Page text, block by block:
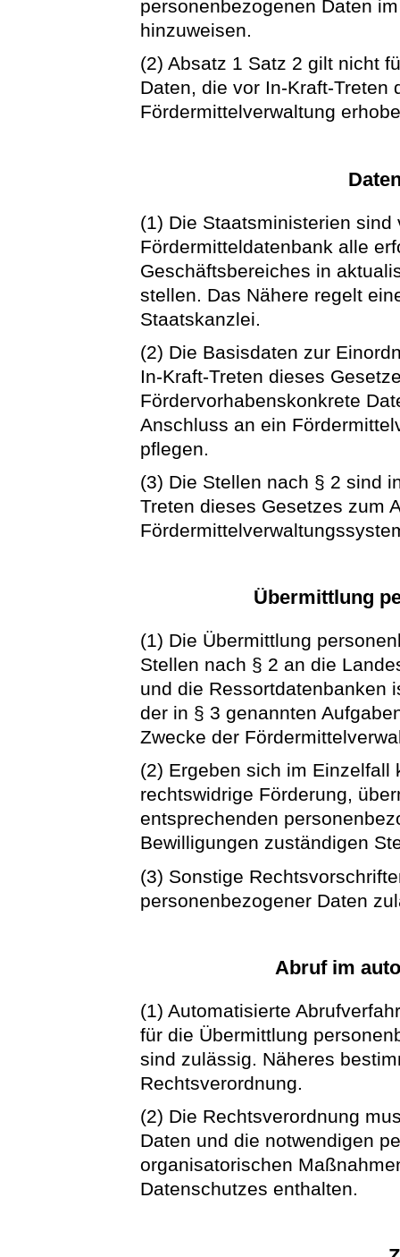
personenbezogenen Daten
hinzuweisen.
(2) Absatz 1 Satz 2 gilt nicht
Daten, die vor In-Kraft-Treten
Fördermittelverwaltung
(1) Die Staatsministerien
Fördermitteldatenbank alle
Geschäftsbereiches in
stellen. Das Nähere regelt
Staatskanzlei.
(2) Die Basisdaten zur
In-Kraft-Treten dieses
Fördervorhabenskonkrete
Anschluss an ein
pflegen.
(3) Die Stellen nach § 2 sind
Treten dieses Gesetzes zum
Übermittlung
(1) Die Übermittlung
Stellen nach § 2 an die
und die Ressortdatenbanken
der in § 3 genannten
Zwecke der
(2) Ergeben sich im Einzelfall
rechtswidrige Förderung,
entsprechenden
Bewilligungen zuständigen
(3) Sonstige
personenbezogener Daten
Abruf im
(1) Automatisierte
für die Übermittlung
sind zulässig. Näheres
Rechtsverordnung.
(2) Die Rechtsverordnung
Daten und die notwendigen
organisatorischen
Datenschutzes enthalten.